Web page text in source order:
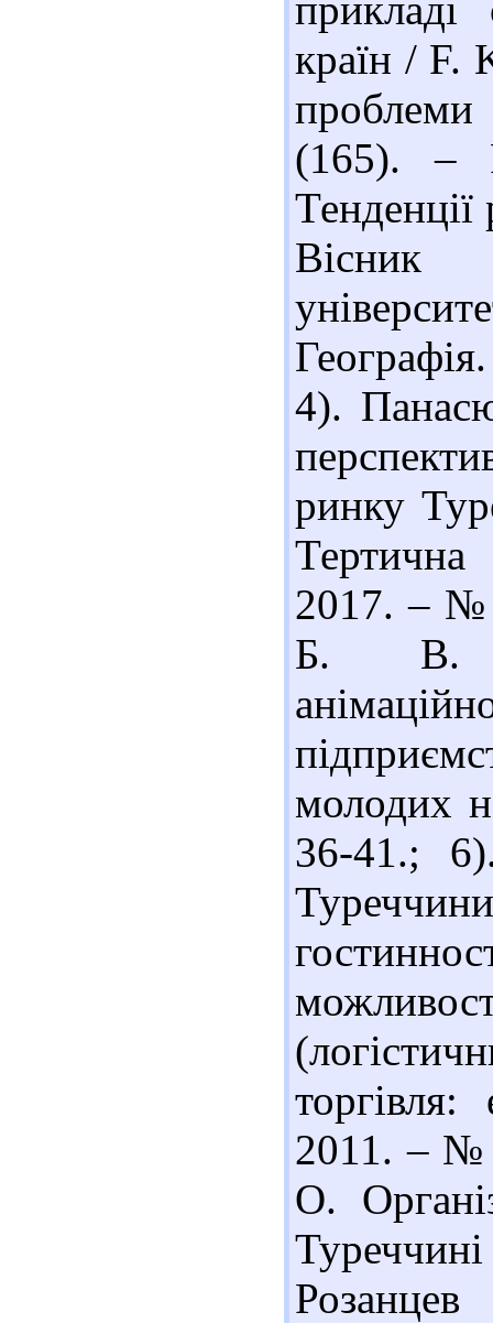
країн / F.
(165). –
Вісник
4).
ринку
2017. – №
Б. В.
молодих
36-41.;
2011. – №
О.